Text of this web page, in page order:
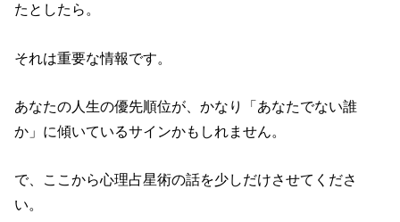
たとしたら。
それは重要な情報です。
あなたの人生の優先順位が、かなり「あなたでない誰
か」に傾いているサインかもしれません。
で、ここから心理占星術の話を少しだけさせてくださ
い。